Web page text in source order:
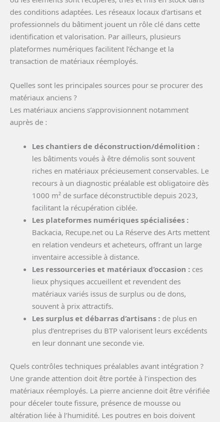
des conditions adaptées. Les réseaux locaux d’artisans et
professionnels du bâtiment jouent un rôle clé dans cette
identification et valorisation. Par ailleurs, plusieurs
plateformes numériques facilitent l’échange et la
transaction de matériaux réemployés.
Quelles sont les principales sources pour se procurer des
matériaux anciens ?
Les matériaux anciens s’approvisionnent notamment
auprès de :
Les chantiers de déconstruction/démolition :
les bâtiments voués à être démolis sont souvent
riches en matériaux précieusement conservables. Le
recours à un diagnostic préalable est obligatoire dès
1000 m² de surface déconstructible depuis 2023,
facilitant la récupération ciblée.
Les plateformes numériques spécialisées :
Backacia, Recupe.net ou La Réserve des Arts mettent
en relation vendeurs et acheteurs, offrant un large
inventaire accessible à distance.
Les ressourceries et matériaux d’occasion : ces
lieux physiques accueillent et revendent des
matériaux variés issus de surplus ou de dons,
souvent à prix attractifs.
Les surplus et débarras d’artisans : de plus en
plus d’entreprises du BTP valorisent leurs excédents
en leur donnant une seconde vie.
Quels contrôles techniques préalables avant intégration ?
Une grande attention doit être portée à l’inspection des
matériaux réemployés. La pierre ancienne doit être vérifiée
pour déceler toute fissure, présence de mousse ou
altération liée à l’humidité. Les poutres en bois doivent